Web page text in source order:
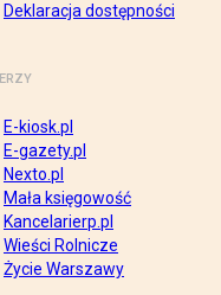
Deklaracja dostępności
E-kiosk.pl
E-gazety.pl
Nexto.pl
Mała księgowość
Kancelarierp.pl
Wieści Rolnicze
Życie Warszawy